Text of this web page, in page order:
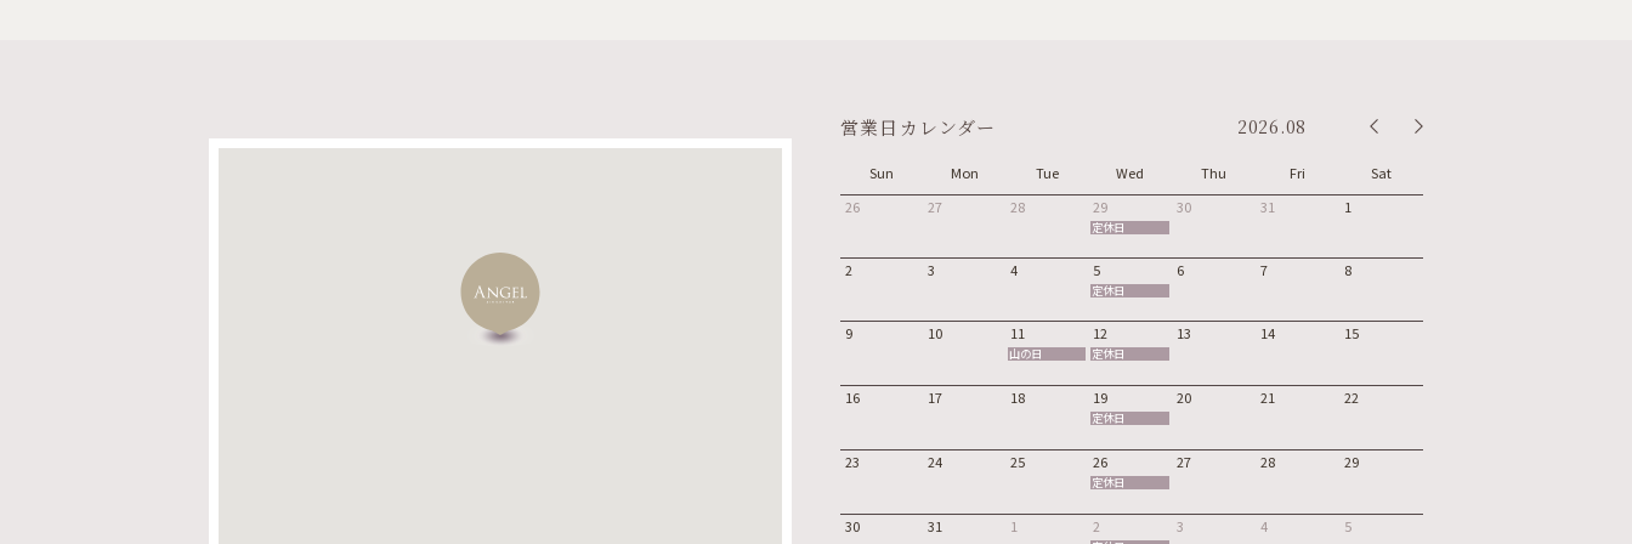
営業日カレンダー 2026.08
Sun Mon Tue Wed Thu Fri
Sat
26
27 28 29
定休日
30 31 1
2 3 4 5
定休日
6 7 8
9 10 11
山の日
12
定休日
13 14 15
16 17 18 19
定休日
20 21 22
23 24 25 26
定休日
27 28 29
30 31 1 2 3 4 5